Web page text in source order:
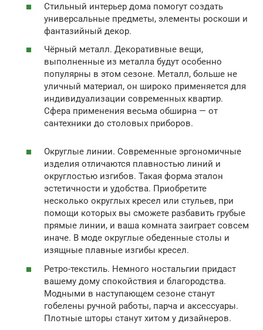
Стильный интерьер дома помогут создать
универсальные предметы, элементы роскоши и
фантазийный декор.
Чёрный металл. Декоративные вещи,
выполненные из металла будут особенно
популярны в этом сезоне. Металл, больше не
уличный материал, он широко применяется для
индивидуализации современных квартир.
Сфера применения весьма обширна — от
сантехники до столовых приборов.
Округлые линии. Современные эргономичные
изделия отличаются плавностью линий и
округлостью изгибов. Такая форма эталон
эстетичности и удобства. Приобретите
несколько округлых кресел или стульев, при
помощи которых вы сможете разбавить грубые
прямые линии, и ваша комната заиграет совсем
иначе. В моде округлые обеденные столы и
изящные плавные изгибы кресел.
Ретро-текстиль. Немного ностальгии придаст
вашему дому спокойствия и благородства.
Модными в наступающем сезоне станут
гобелены ручной работы, парча и аксессуары.
Плотные шторы станут хитом у дизайнеров.